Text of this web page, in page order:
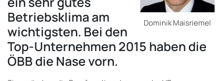
Dominik Maisriemel
Betriebsklima am
wichtigsten. Bei den
Top-Unternehmen 2015 haben die
ÖBB die Nase vorn.